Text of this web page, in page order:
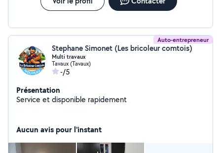
Auto-entrepreneur
Stephane Simonet (Les bricoleur comtois)
Multi travaux
Tavaux (Tavaux)
-/5
Présentation
Service et disponible rapidement
Aucun avis pour l'instant